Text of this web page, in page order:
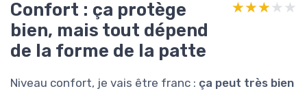
Confort : ça protège
bien, mais tout dépend
de la forme de la patte
★★★★★
★★★★★
Niveau confort, je vais être franc : ça peut très bien